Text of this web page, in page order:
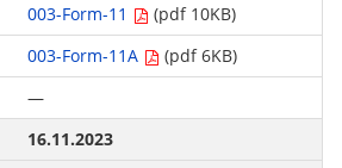
003-Form-11
(pdf 10KB)
003-Form-11A
(pdf 6KB)
—
16.11.2023